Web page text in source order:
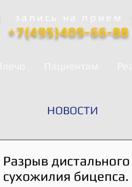
запись на прием
+7(495)409-66-88
НОВОСТИ
Разрыв дистального
сухожилия бицепса.